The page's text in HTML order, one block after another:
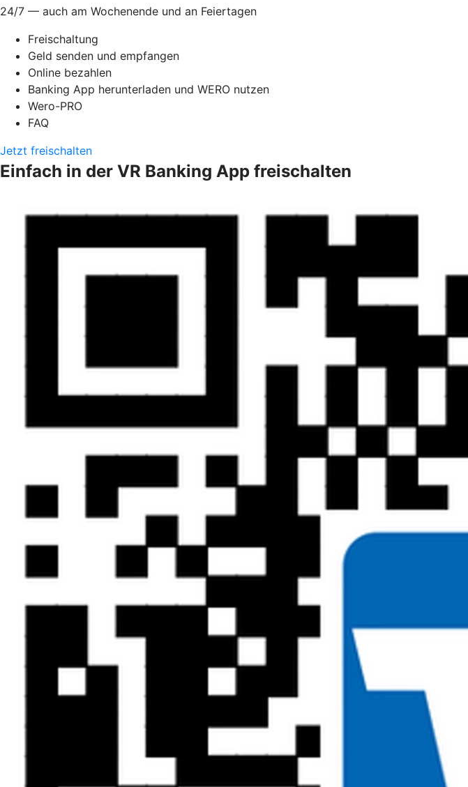
24/7 — auch am Wochenende und an Feiertagen
Freischaltung
Geld senden und empfangen
Online bezahlen
Banking App herunterladen und WERO nutzen
Wero-PRO
FAQ
Jetzt freischalten
Einfach in der VR Banking App freischalten